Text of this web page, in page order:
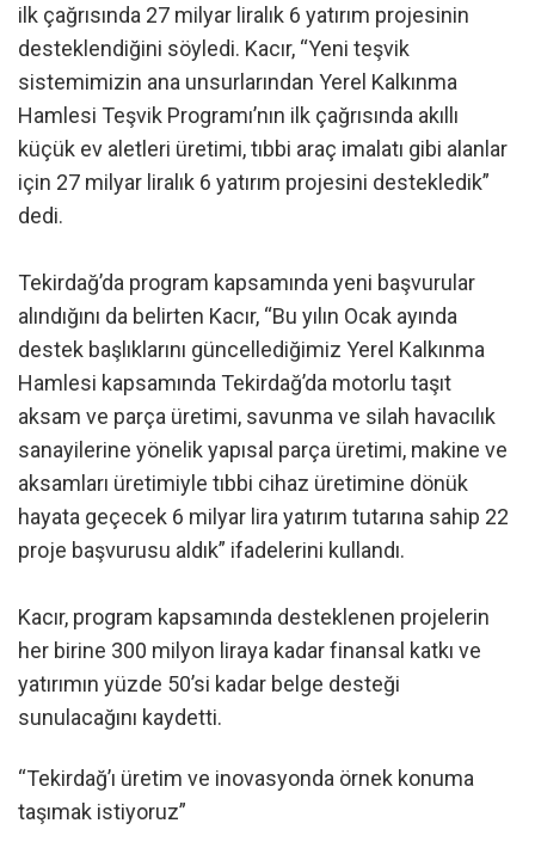
ilk çağrısında 27 milyar liralık 6 yatırım projesinin
desteklendiğini söyledi. Kacır, “Yeni teşvik
sistemimizin ana unsurlarından Yerel Kalkınma
Hamlesi Teşvik Programı’nın ilk çağrısında akıllı
küçük ev aletleri üretimi, tıbbi araç imalatı gibi alanlar
için 27 milyar liralık 6 yatırım projesini destekledik”
dedi.
Tekirdağ’da program kapsamında yeni başvurular
alındığını da belirten Kacır, “Bu yılın Ocak ayında
destek başlıklarını güncellediğimiz Yerel Kalkınma
Hamlesi kapsamında Tekirdağ’da motorlu taşıt
aksam ve parça üretimi, savunma ve silah havacılık
sanayilerine yönelik yapısal parça üretimi, makine ve
aksamları üretimiyle tıbbi cihaz üretimine dönük
hayata geçecek 6 milyar lira yatırım tutarına sahip 22
proje başvurusu aldık” ifadelerini kullandı.
Kacır, program kapsamında desteklenen projelerin
her birine 300 milyon liraya kadar finansal katkı ve
yatırımın yüzde 50’si kadar belge desteği
sunulacağını kaydetti.
“Tekirdağ’ı üretim ve inovasyonda örnek konuma
taşımak istiyoruz”